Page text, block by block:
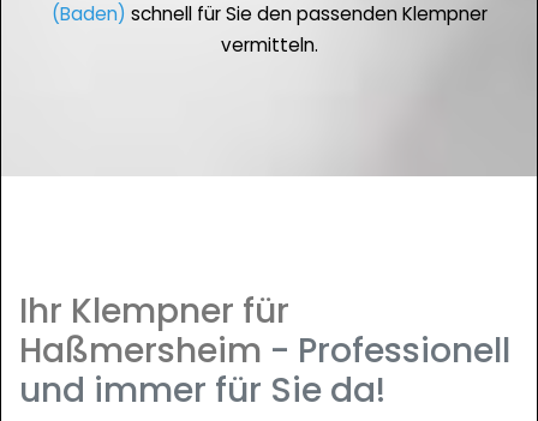
(Baden) schnell für Sie den passenden Klempner
vermitteln.
Ihr Klempner für
Haßmersheim - Professionell
und immer für Sie da!